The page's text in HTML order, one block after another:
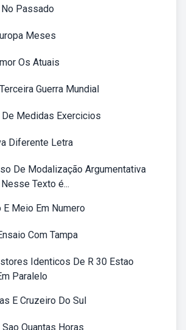
Passado
Meses
Os Atuais
Guerra Mundial
Medidas Exercicios
Diferente Letra
De Modalização Argumentativa
Texto é...
E Meio Em Numero
Com Tampa
Identicos De R 30 Estao
Paralelo
E Cruzeiro Do Sul
Quantas Horas